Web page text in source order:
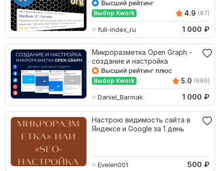
Хлебные крошки
Выбор Kwork 4.9 (87)
full-index_ru 1 000 ₽
Микроразметка Open Graph -
создание и настройка
Выбор Kwork 5.0 (686)
Daniel_Barmak 1 000 ₽
Настрою видимость сайта в
Яндексе и Google за 1 день
Evelen001 500 ₽